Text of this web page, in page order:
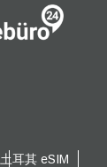
土耳其 eSIM